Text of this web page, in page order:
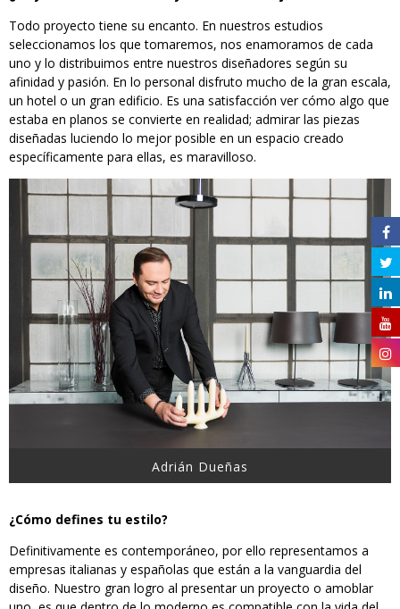
Todo proyecto tiene su encanto. En nuestros estudios
seleccionamos los que tomaremos, nos enamoramos de cada
uno y lo distribuimos entre nuestros diseñadores según su
afinidad y pasión. En lo personal disfruto mucho de la gran escala,
un hotel o un gran edificio. Es una satisfacción ver cómo algo que
estaba en planos se convierte en realidad; admirar las piezas
diseñadas luciendo lo mejor posible en un espacio creado
específicamente para ellas, es maravilloso.
Adrián Dueñas
¿Cómo defines tu estilo?
Definitivamente es contemporáneo, por ello representamos a
empresas italianas y españolas que están a la vanguardia del
diseño. Nuestro gran logro al presentar un proyecto o amoblar